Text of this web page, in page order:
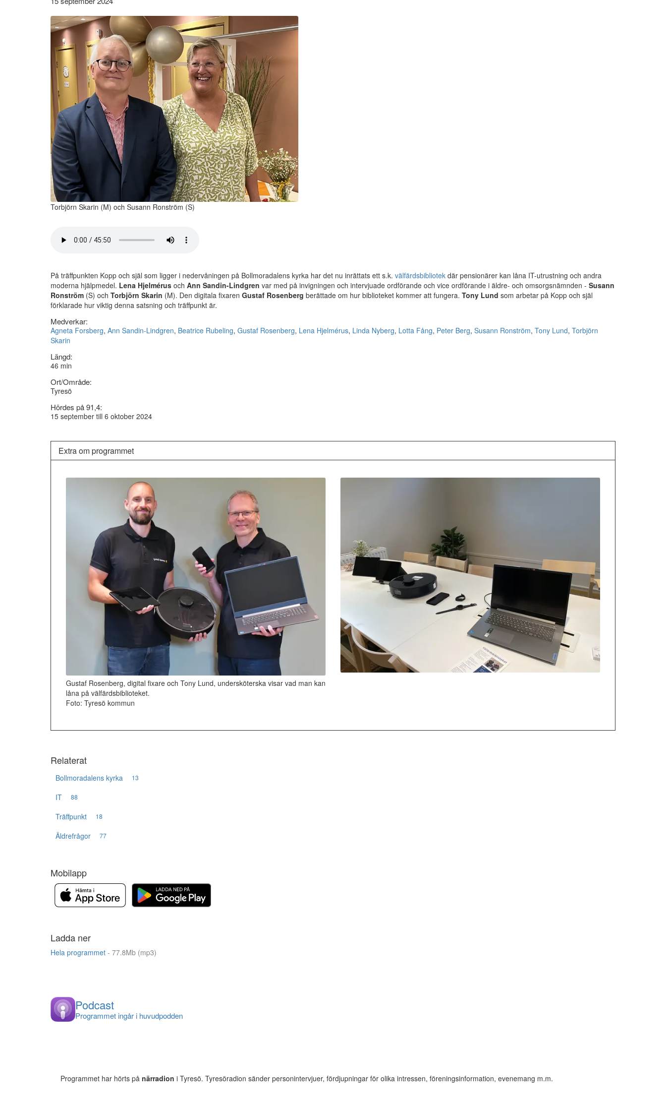
Torbjörn Skarin (M) och Susann Ronström (S)
På träffpunkten Kopp och själ som ligger i nedervåningen på Bollmoradalens kyrka har det nu inrättats ett s.k. välfärdsbibliotek där pensionärer kan låna IT-utrustning och andra
moderna hjälpmedel. Lena Hjelmérus och Ann Sandin-Lindgren var med på invigningen och intervjuade ordförande och vice ordförande i äldre- och omsorgsnämnden - Susann
Ronström (S) och Torbjörn Skarin (M). Den digitala fixaren Gustaf Rosenberg berättade om hur biblioteket kommer att fungera. Tony Lund som arbetar på Kopp och själ
förklarade hur viktig denna satsning och träffpunkt är.
Medverkar:
Agneta Forsberg, Ann Sandin-Lindgren, Beatrice Rubeling, Gustaf Rosenberg, Lena Hjelmérus, Linda Nyberg, Lotta Fång, Peter Berg, Susann Ronström, Tony Lund, Torbjörn
Skarin
Längd:
46 min
Ort/Område:
Tyresö
Hördes på 91,4:
15 september till 6 oktober 2024
Extra om programmet
Gustaf Rosenberg, digital fixare och Tony Lund, undersköterska visar vad man kan
låna på välfärdsbiblioteket.
Foto: Tyresö kommun
Relaterat
Bollmoradalens kyrka 13
IT 88
Träffpunkt 18
Äldrefrågor 77
Mobilapp
Ladda ner
Hela programmet - 77.8Mb (mp3)
Podcast
Programmet ingår i huvudpodden
Programmet har hörts på närradion i Tyresö. Tyresöradion sänder personintervjuer, fördjupningar för olika intressen, föreningsinformation, evenemang m.m.